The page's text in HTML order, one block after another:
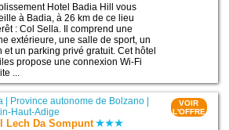
Hotel Badia Hill vous
à Badia, à 26 km de ce lieu
: Col Sella. Il comprend une
extérieure, une salle de sport, un
et un parking privé gratuit. Cet hôtel
propose une connexion Wi-Fi
...
| Province autonome de Bolzano |
Haut-Adige
Lech Da Sompunt
VOIR
L'OFFRE